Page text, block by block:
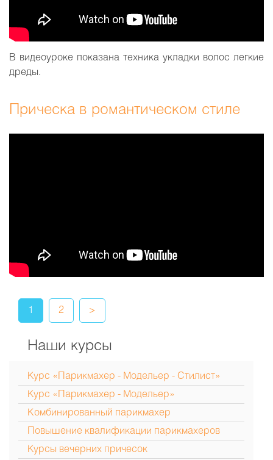
В видеоуроке показана техника укладки волос легкие
дреды.
Прическа в романтическом стиле
1 2 >
Наши курсы
Курс «Парикмахер - Модельер - Стилист»
Курс «Парикмахер - Модельер»
Комбинированный парикмахер
Повышение квалификации парикмахеров
Курсы вечерних причесок